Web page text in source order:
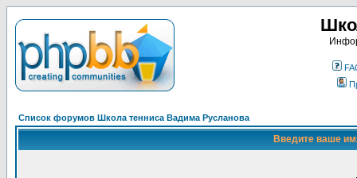
Список форумов Школа тенниса Вадима Русланова
Введите ваше